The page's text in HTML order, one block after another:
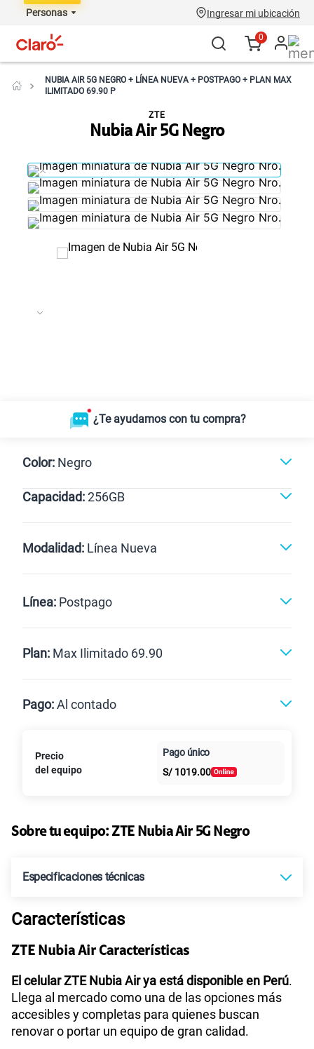
Personas Ingresar mi ubicación
0
NUBIA AIR 5G NEGRO + LÍNEA NUEVA + POSTPAGO + PLAN MAX
ILIMITADO 69.90 P
Nubia Air 5G Negro
ZTE
¿Te ayudamos con tu compra?
Color: Negro
Negro
Capacidad:256GB
256GB
Modalidad: Línea Nueva
Renovación Celular liberado
Línea: Postpago
Postpago
Plan: Max Ilimitado 69.90
Paga solo
125GBen alta velocidad
S/
Paga solo
Pago:Al contado
Al contado Cuotas Claro
intereses
Precio
del equipo
Pago único
S/ 1019.00
Sobre tu equipo: ZTE Nubia Air 5G Negro
Especificaciones técnicas
Sistema operativo
Procesador Octa-Core (A78 2.2GHz*2+A55 2.0GHz*6)
Tamaño de Pantalla
Características
ZTE Nubia Air Características
El celular ZTE Nubia Air ya está disponible en Perú.
Llega al mercado como una de las opciones más
accesibles y completas para quienes buscan
renovar o portar un equipo de gran calidad.